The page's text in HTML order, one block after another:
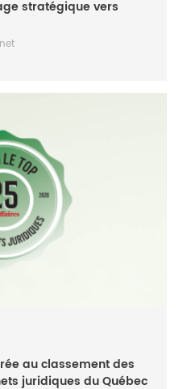
stratégique vers
au classement des
juridiques du Québec